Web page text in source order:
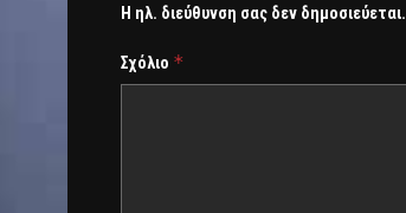
Η ηλ. διεύθυνση σας δεν δημοσιεύεται.
Σχόλιο *